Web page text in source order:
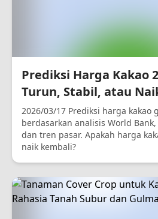
Prediksi Harga Kakao
Turun, Stabil, atau
2026/03/17 Prediksi harga kakao
berdasarkan analisis World
dan tren pasar. Apakah harga
naik kembali?